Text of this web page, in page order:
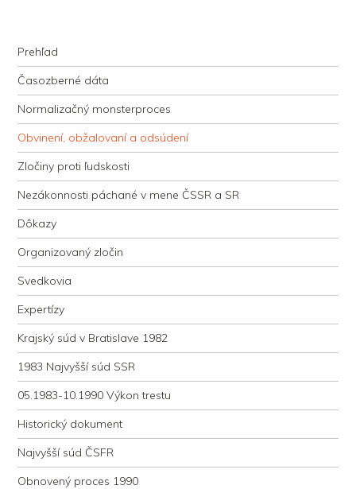
justície
Navigation
Skip to content
Prehľad
Časozberné dáta
Normalizačný monsterproces
Obvinení, obžalovaní a odsúdení
Zločiny proti ľudskosti
Nezákonnosti páchané v mene ČSSR a SR
Dôkazy
Organizovaný zločin
Svedkovia
Expertízy
Krajský súd v Bratislave 1982
1983 Najvyšší súd SSR
05.1983-10.1990 Výkon trestu
Historický dokument
Najvyšší súd ČSFR
Obnovený proces 1990